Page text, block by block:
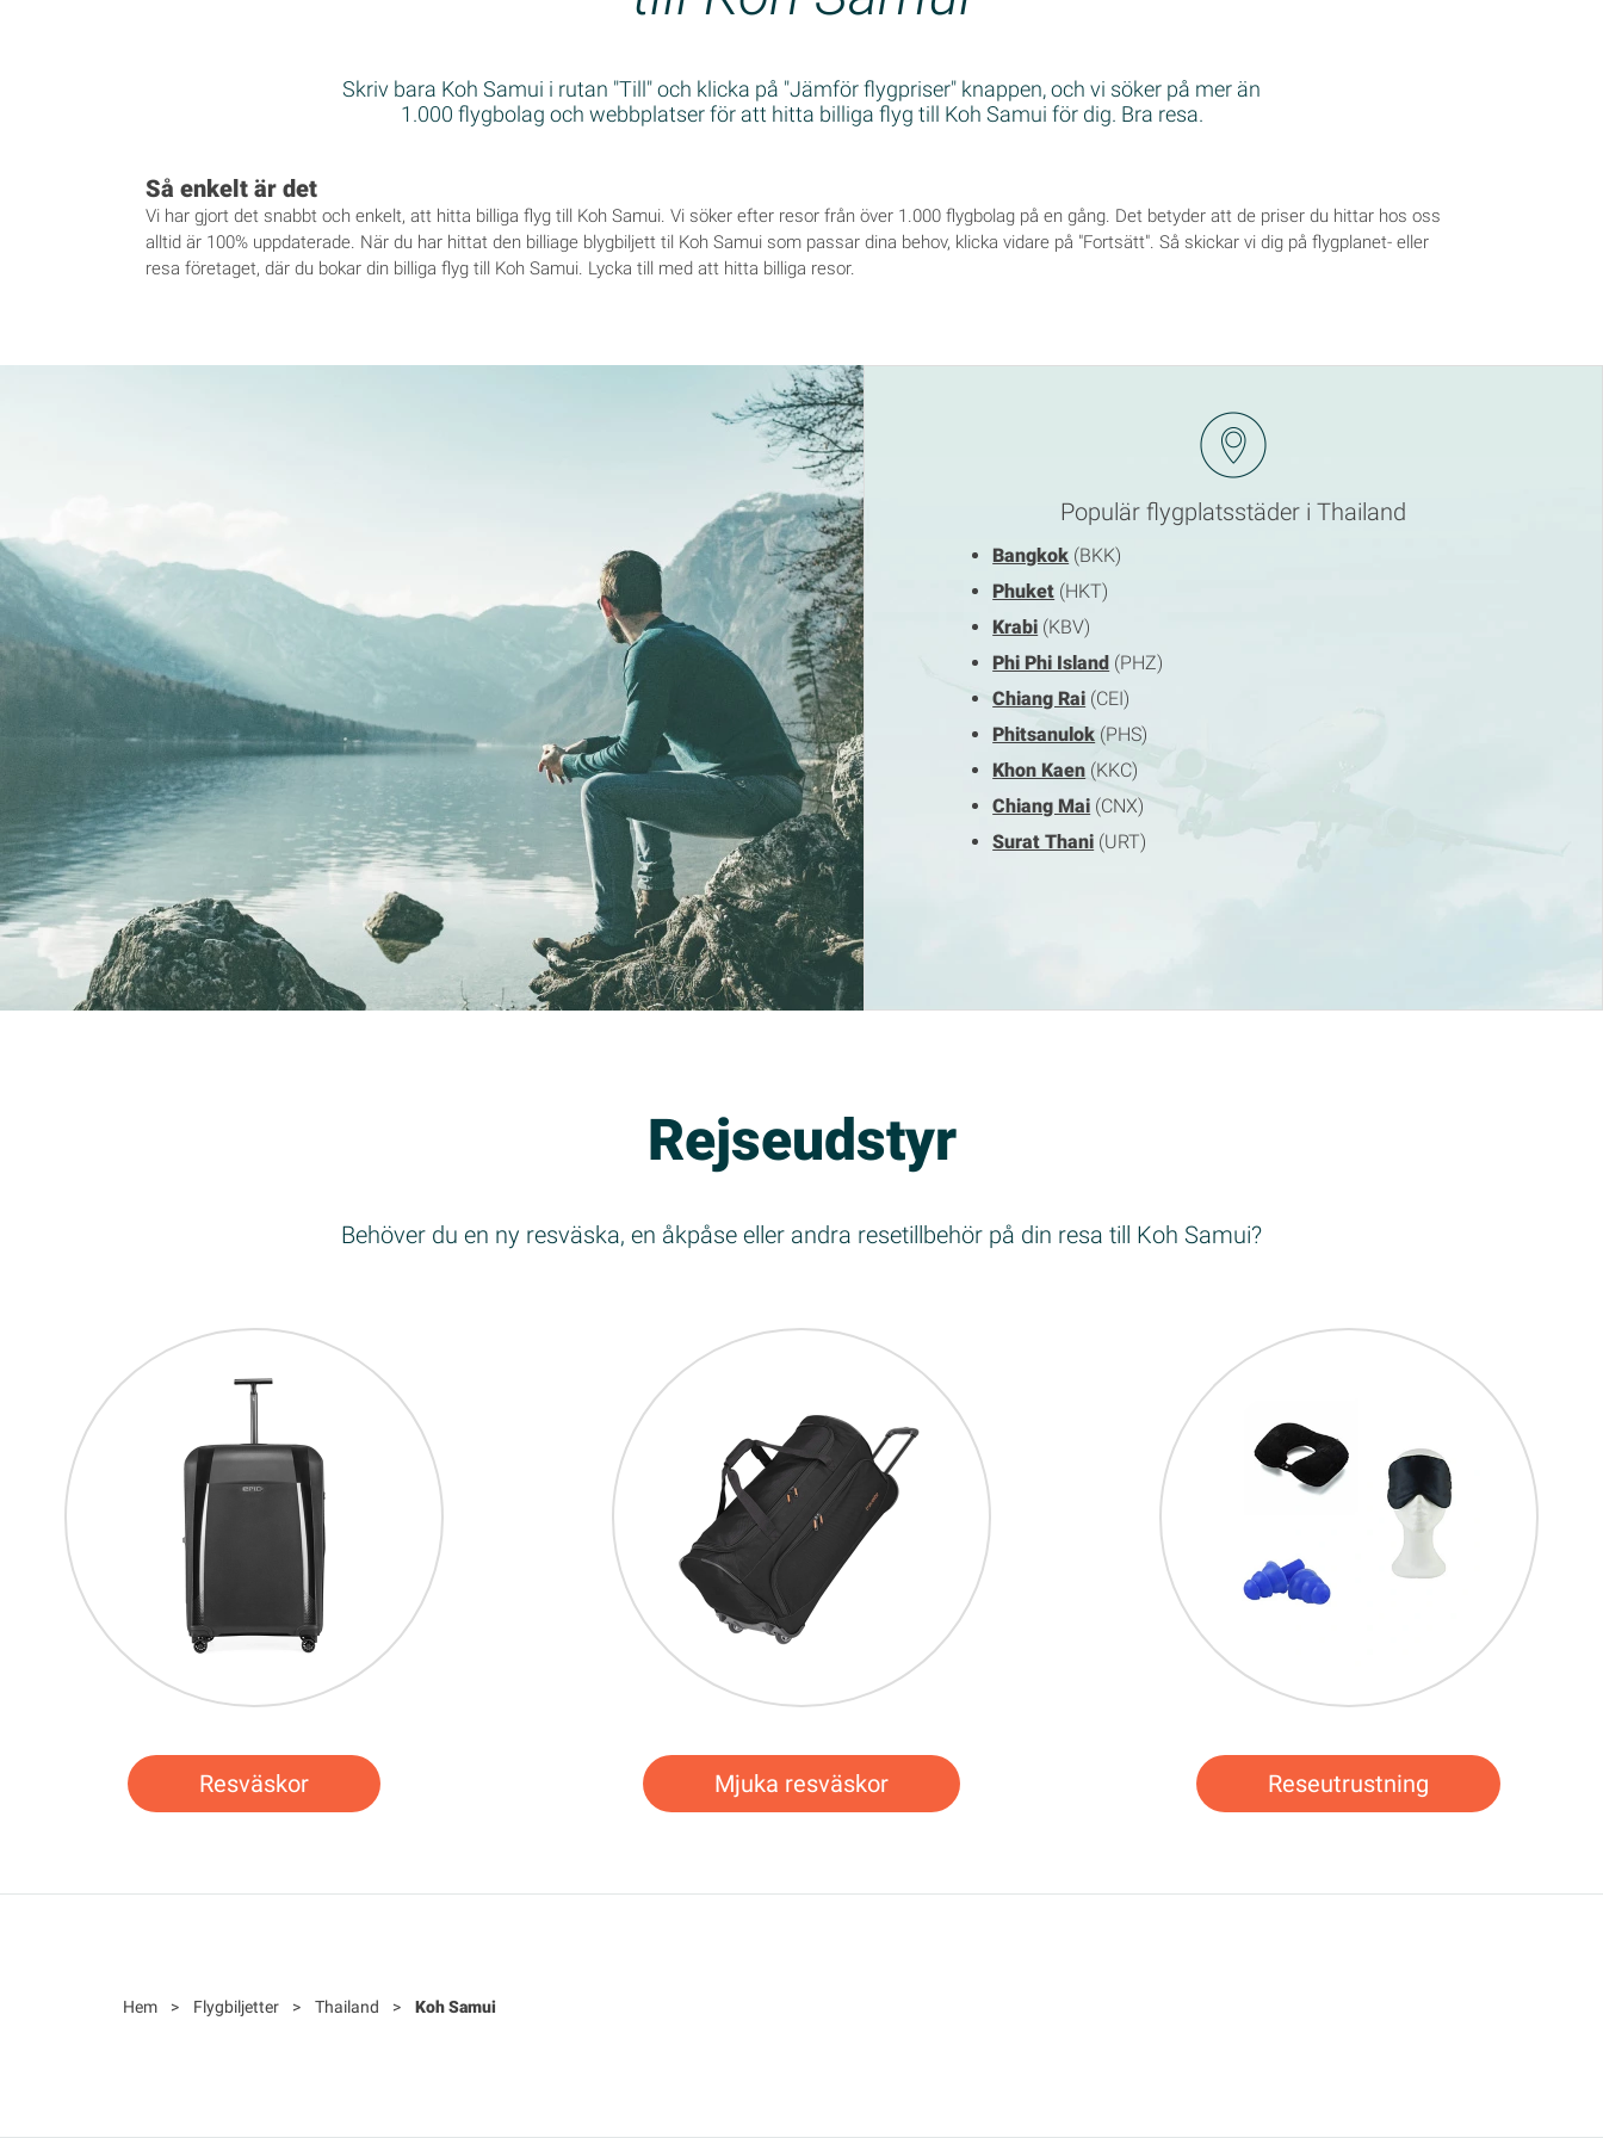
Skriv bara Koh Samui i rutan "Till" och klicka på "Jämför flygpriser" knappen, och vi söker på mer än
1.000 flygbolag och webbplatser för att hitta billiga flyg till Koh Samui för dig. Bra resa.
Så enkelt är det
Vi har gjort det snabbt och enkelt, att hitta billiga flyg till Koh Samui. Vi söker efter resor från över 1.000 flygbolag på en gång. Det betyder att de priser du hittar hos oss
alltid är 100% uppdaterade. När du har hittat den billiage blygbiljett til Koh Samui som passar dina behov, klicka vidare på "Fortsätt". Så skickar vi dig på flygplanet- eller
resa företaget, där du bokar din billiga flyg till Koh Samui. Lycka till med att hitta billiga resor.
Populär flygplatsstäder i Thailand
Bangkok (BKK)
Phuket (HKT)
Krabi (KBV)
Phi Phi Island (PHZ)
Chiang Rai (CEI)
Phitsanulok (PHS)
Khon Kaen (KKC)
Chiang Mai (CNX)
Surat Thani (URT)
Rejseudstyr
Behöver du en ny resväska, en åkpåse eller andra resetillbehör på din resa till Koh Samui?
Resväskor Mjuka resväskor Reseutrustning
Hem > Flygbiljetter > Thailand > Koh Samui